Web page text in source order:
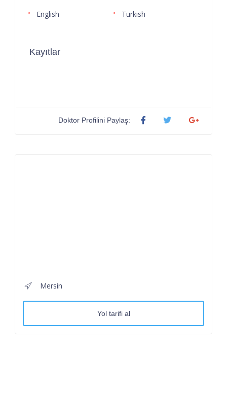
English Turkish
Kayıtlar
Doktor Profilini Paylaş:
Mersin
Yol tarifi al